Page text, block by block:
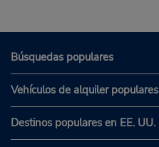
Búsquedas populares
Vehículos de alquiler populares
Destinos populares en EE. UU.